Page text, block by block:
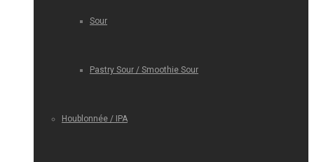
Sour
Pastry Sour / Smoothie Sour
Houblonnée / IPA